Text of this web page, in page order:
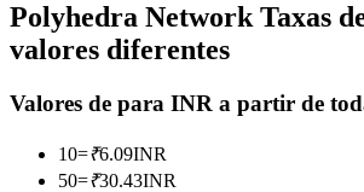
Desfrute da partilha de lucros e
Polyhedra Network Taxas
valores diferentes
Valores de para INR a partir de
10=₹6.09INR
50=₹30.43INR